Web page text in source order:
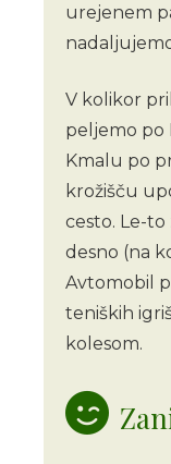
urejenem
V kolikor
peljemo po
Kmalu po
krožišču
cesto. Le-
desno (na
Avtomobil
teniških
kolesom.